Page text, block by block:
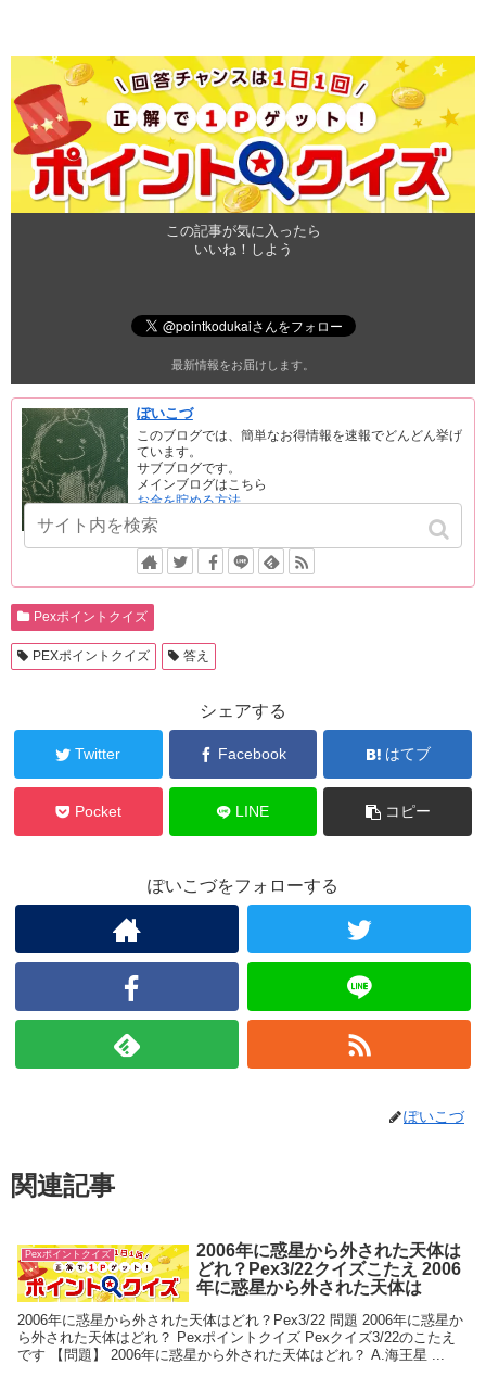
この記事が気に入ったら
いいね！しよう
最新情報をお届けします。
ぽいこづ
このブログでは、簡単なお得情報を速報でどんどん挙げ
ています。
サブブログです。
メインブログはこちら
お金を貯める方法
Pexポイントクイズ
PEXポイントクイズ 答え
シェアする
Twitter Facebook はてブ
Pocket LINE コピー
ぽいこづをフォローする
ぽいこづ
関連記事
Pexポイントクイズ
2006年に惑星から外された天体は
どれ？Pex3/22クイズこたえ 2006
年に惑星から外された天体は
2006年に惑星から外された天体はどれ？Pex3/22 問題 2006年に惑星か
ら外された天体はどれ？ Pexポイントクイズ Pexクイズ3/22のこたえ
です 【問題】 2006年に惑星から外された天体はどれ？ A.海王星 ...